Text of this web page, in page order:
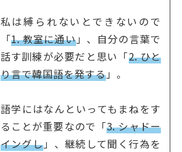
私は縛られないとできないので
「1. 教室に通い」、自分の言葉で
話す訓練が必要だと思い「2. ひと
り言で韓国語を発する」。
語学にはなんといってもまねをす
ることが重要なので「3. シャドー
イングし」、継続して聞く行為を